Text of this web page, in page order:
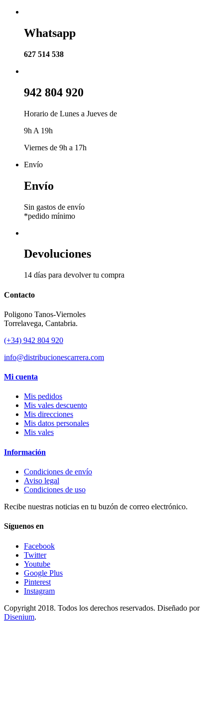
Whatsapp
627 514 538
942 804 920
Horario de Lunes a Jueves de
9h A 19h
Viernes de 9h a 17h
Envío
Envío
Sin gastos de envío
*pedido mínimo
Devoluciones
14 días para devolver tu compra
Contacto
Poligono Tanos-Viernoles
Torrelavega, Cantabria.
(+34) 942 804 920
info@distribucionescarrera.com
Mi cuenta
Mis pedidos
Mis vales descuento
Mis direcciones
Mis datos personales
Mis vales
Información
Condiciones de envío
Aviso legal
Condiciones de uso
Recibe nuestras noticias en tu buzón de correo electrónico.
Síguenos en
Facebook
Twitter
Youtube
Google Plus
Pinterest
Instagram
Copyright 2018. Todos los derechos reservados. Diseñado por
Disenium.